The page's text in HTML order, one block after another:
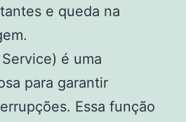
e queda na
é uma
para garantir
Essa função